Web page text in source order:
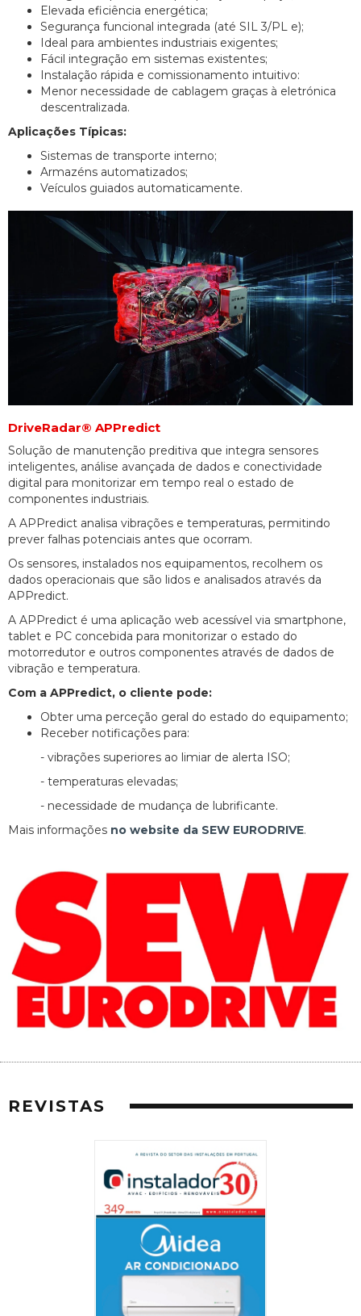
Elevada eficiência energética;
Segurança funcional integrada (até SIL 3/PL e);
Ideal para ambientes industriais exigentes;
Fácil integração em sistemas existentes;
Instalação rápida e comissionamento intuitivo:
Menor necessidade de cablagem graças à eletrónica
descentralizada.
Aplicações Típicas:
Sistemas de transporte interno;
Armazéns automatizados;
Veículos guiados automaticamente.
DriveRadar® APPredict
Solução de manutenção preditiva que integra sensores
inteligentes, análise avançada de dados e conectividade
digital para monitorizar em tempo real o estado de
componentes industriais.
A APPredict analisa vibrações e temperaturas, permitindo
prever falhas potenciais antes que ocorram.
Os sensores, instalados nos equipamentos, recolhem os
dados operacionais que são lidos e analisados através da
APPredict.
A APPredict é uma aplicação web acessível via smartphone,
tablet e PC concebida para monitorizar o estado do
motorredutor e outros componentes através de dados de
vibração e temperatura.
Com a APPredict, o cliente pode:
Obter uma perceção geral do estado do equipamento;
Receber notificações para:
- vibrações superiores ao limiar de alerta ISO;
- temperaturas elevadas;
- necessidade de mudança de lubrificante.
Mais informações no website da SEW EURODRIVE.
REVISTAS